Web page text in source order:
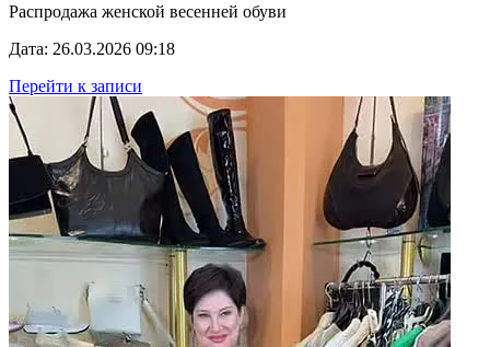
Распродажа женской весенней обуви
Дата: 26.03.2026 09:18
Перейти к записи